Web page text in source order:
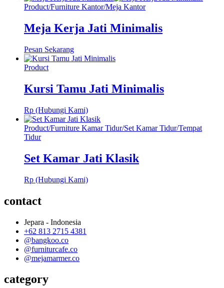
Product/Furniture Kantor/Meja Kantor
Meja Kerja Jati Minimalis
Pesan Sekarang
Product
Kursi Tamu Jati Minimalis
Rp (Hubungi Kami)
Product/Furniture Kamar Tidur/Set Kamar Tidur/Tempat
Tidur
Set Kamar Jati Klasik
Rp (Hubungi Kami)
contact
Jepara - Indonesia
+62 813 2715 4381
@bangkoo.co
@furniturcafe.co
@mejamarmer.co
category